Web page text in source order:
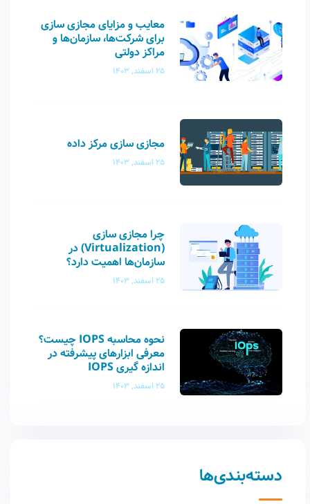
معایب و مزایای مجازی سازی
برای شرکت‌ها، سازمان‌ها و
مراکز دولتی
25 اسفند, 1403
مجازی سازی مرکز داده
25 اسفند, 1403
چرا مجازی‌ سازی
(Virtualization) در
سازمان‌ها اهمیت دارد؟
25 اسفند, 1403
نحوه محاسبه IOPS چیست؟
معرفی ابزارهای پیشرفته در
اندازه گیری IOPS
25 اسفند, 1403
دسته‌بندی‌ها